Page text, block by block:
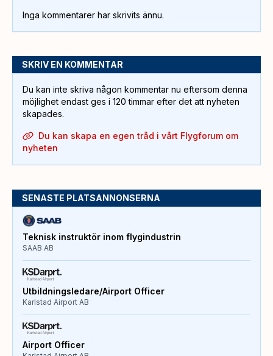
Inga kommentarer har skrivits ännu.
SKRIV EN KOMMENTAR
Du kan inte skriva någon kommentar nu eftersom denna
möjlighet endast ges i 120 timmar efter det att nyheten
skapades.
Du kan skapa en egen tråd i vårt Flygforum om
nyheten
SENASTE PLATSANNONSERNA
Teknisk instruktör inom flygindustrin
SAAB AB
Utbildningsledare/Airport Officer
Karlstad Airport AB
Airport Officer